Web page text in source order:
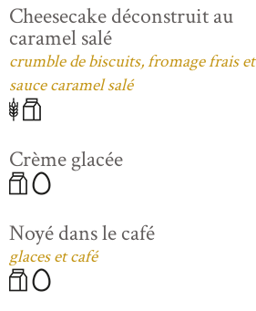
Cheesecake déconstruit au
caramel salé
crumble de biscuits, fromage frais et
sauce caramel salé
Crème glacée
Noyé dans le café
glaces et café